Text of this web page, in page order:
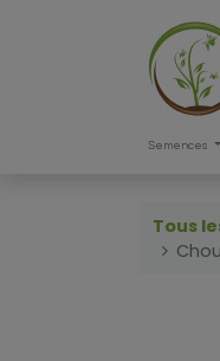
Semences
Tous